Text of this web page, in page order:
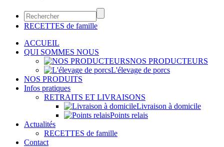
RECETTES de famille
ACCUEIL
QUI SOMMES NOUS
NOS PRODUCTEURS
L'élevage de porcs
NOS PRODUITS
Infos pratiques
RETRAITS ET LIVRAISONS
Livraison à domicile
Points relais
Actualités
RECETTES de famille
Contact